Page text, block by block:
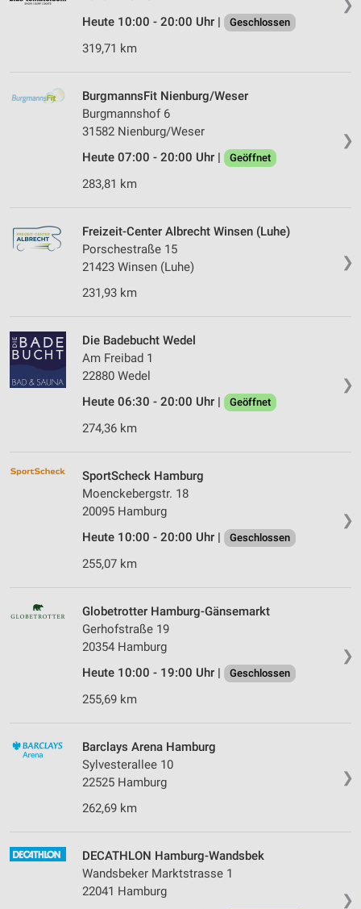
❯
Heute 10:00 - 20:00 Uhr |
Geschlossen
319,71 km
❯
BurgmannsFit Nienburg/Weser
Burgmannshof 6
31582 Nienburg/Weser
Heute 07:00 - 20:00 Uhr |
Geöffnet
283,81 km
❯
Freizeit-Center Albrecht Winsen (Luhe)
Porschestraße 15
21423 Winsen (Luhe)
231,93 km
❯
Die Badebucht Wedel
Am Freibad 1
22880 Wedel
Heute 06:30 - 20:00 Uhr |
Geöffnet
274,36 km
❯
SportScheck Hamburg
Moenckebergstr. 18
20095 Hamburg
Heute 10:00 - 20:00 Uhr |
Geschlossen
255,07 km
❯
Globetrotter Hamburg-Gänsemarkt
Gerhofstraße 19
20354 Hamburg
Heute 10:00 - 19:00 Uhr |
Geschlossen
255,69 km
❯
Barclays Arena Hamburg
Sylvesterallee 10
22525 Hamburg
262,69 km
❯
DECATHLON Hamburg-Wandsbek
Wandsbeker Marktstrasse 1
22041 Hamburg